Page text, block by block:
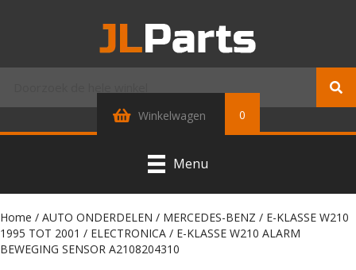
Winkelwagen 0
Menu
Home / AUTO ONDERDELEN / MERCEDES-BENZ / E-KLASSE W210
1995 TOT 2001 / ELECTRONICA / E-KLASSE W210 ALARM
BEWEGING SENSOR A2108204310